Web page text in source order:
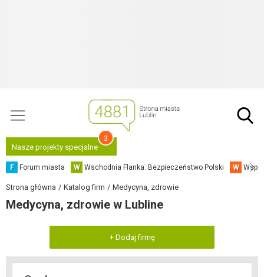
Nasze projekty specjalne
3
F Forum miasta W Wschodnia Flanka: Bezpieczeństwo Polski W
Strona główna Katalog firm Medycyna, zdrowie
Medycyna, zdrowie w Lubline
+ Dodaj firmę